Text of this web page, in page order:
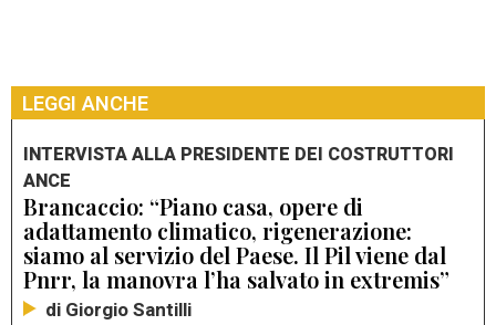
LEGGI ANCHE
INTERVISTA ALLA PRESIDENTE DEI COSTRUTTORI
ANCE
Brancaccio: “Piano casa, opere di
adattamento climatico, rigenerazione:
siamo al servizio del Paese. Il Pil viene dal
Pnrr, la manovra l’ha salvato in extremis”
di Giorgio Santilli